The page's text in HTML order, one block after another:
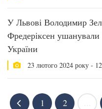
У Львові Володимир
Фредеріксен ушанували
України
23 лютого 2024 року -
1 2